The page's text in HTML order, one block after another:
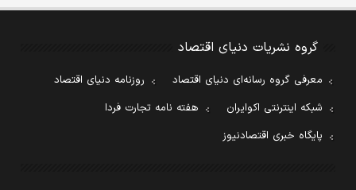
گروه نشریات دنیای اقتصاد
معرفی گروه رسانه‌ای دنیای اقتصاد
روزنامه دنیای اقتصاد
شبکه اینترنتی اکوایران
هفته نامه تجارت فردا
پایگاه خبری اقتصادنیوز